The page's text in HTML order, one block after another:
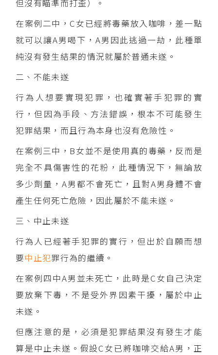
但沒有瞄準而打歪）。
在案例二中，C女已經將毒藥放入咖啡，差一點
就可以讓A男喝下，A男因此逃過一劫，此種單
純沒有發生結果的情況就屬於普通未遂。
二、不能未遂
行為人想要實現犯罪，也確實著手犯罪的實
行，但因為手段、方法錯誤，根本不可能發生
犯罪結果，而且行為本身也沒有危險性。
在案例三中，B女並不是使用真的毒藥，反而是
完全不具傷害性的花粉，此種情況下，無論放
多少劑量，A男都不會死亡，且對A男身體不會
產生任何死亡危險，因此屬於不能未遂。
三、中止未遂
行為人已經著手犯罪的實行，但出於自願而想
要中止犯罪行為的繼續。
在案例四中A男並未死亡，此時是C女自己決定
要放棄下毒，不是受外界因素干擾，屬於中止
未遂。
但應注意的是，必須是犯罪結果沒有發生才能
算是中止未遂。假設C女已將咖啡交給A男，正